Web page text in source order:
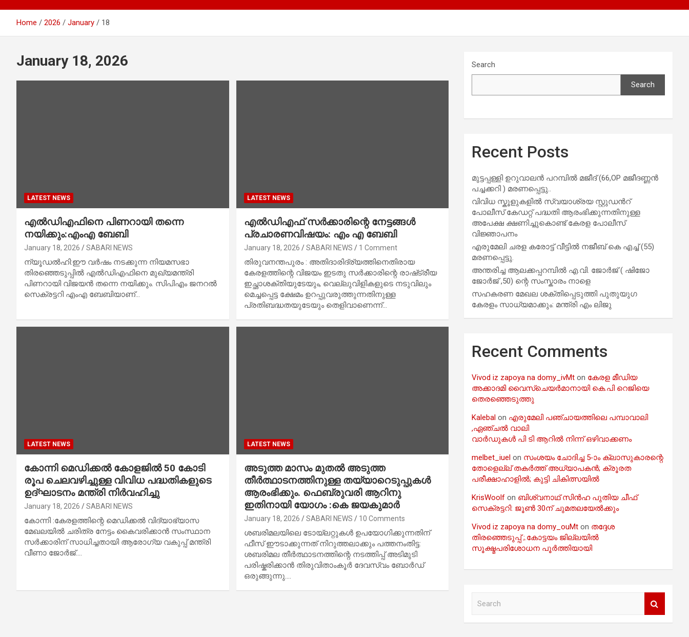
Home 2026 January 18
January 18, 2026
LATEST NEWS
എല്‍ഡിഎഫിനെ പിണറായി തന്നെ
നയിക്കും:എംഎ ബേബി
January 18, 2026 SABARI NEWS
ന്യൂഡല്‍ഹി:ഈ വര്‍ഷം നടക്കുന്ന നിയമസഭാ
തിരഞ്ഞെടുപ്പില്‍ എല്‍ഡിഎഫിനെ മുഖ്യമന്ത്രി
പിണറായി വിജയന്‍ തന്നെ നയിക്കും. സിപിഎം ജനറല്‍
സെക്രട്ടറി എംഎ ബേബിയാണ്…
LATEST NEWS
എൽഡിഎഫ് സർക്കാരിന്റെ നേട്ടങ്ങൾ
പ്രചാരണവിഷയം: എം എ ബേബി
January 18, 2026 SABARI NEWS 1 Comment
തിരുവനന്തപുരം : അതിദാരിദ്ര്യത്തിനെതിരായ
കേരളത്തിന്റെ വിജയം ഇടതു സര്‍ക്കാരിന്റെ രാഷ്‌ട്രീയ
ഇച്ഛാശക്തിയുടേയും, വെല്ലുവിളികളുടെ നടുവിലും
മെച്ചപ്പെട്ട ക്ഷേമം ഉറപ്പുവരുത്തുന്നതിനുള്ള
പ്രതിബദ്ധതയുടേയും തെളിവാണെന്ന്…
LATEST NEWS
കോന്നി മെഡിക്കല്‍ കോളജില്‍ 50 കോടി
രൂപ ചെലവഴിച്ചുള്ള വിവിധ പദ്ധതികളുടെ
ഉദ്ഘാടനം മന്ത്രി നിര്‍വഹിച്ചു
January 18, 2026 SABARI NEWS
കോന്നി :കേരളത്തിന്റെ മെഡിക്കല്‍ വിദ്യാഭ്യാസ
മേഖലയില്‍ ചരിത്ര നേട്ടം കൈവരിക്കാന്‍ സംസ്ഥാന
സര്‍ക്കാരിന് സാധിച്ചതായി ആരോഗ്യ വകുപ്പ് മന്ത്രി
വീണാ ജോര്‍ജ്.…
LATEST NEWS
അടുത്ത മാസം മുതൽ അടുത്ത
തീർത്ഥാടനത്തിനുള്ള തയ്യാറെടുപ്പുകൾ
ആരംഭിക്കും. ഫെബ്രുവരി ആറിനു
ഇതിനായി യോഗം :കെ ജയകുമാർ
January 18, 2026 SABARI NEWS 10 Comments
ശബരിമലയിലെ ടോയ്ലറ്റുകൾ ഉപയോഗിക്കുന്നതിന്
ഫീസ് ഈടാക്കുന്നത് നിറുത്തലാക്കും പത്തനംതിട്ട:
ശബരിമല തീർത്ഥാടനത്തിന്റെ നടത്തിപ്പ് അടിമുടി
പരിഷ്കരിക്കാൻ തിരുവിതാംകൂർ ദേവസ്വം ബോർഡ്
ഒരുങ്ങുന്നു.…
Search
Search
Recent Posts
മുട്ടപ്പള്ളി ഉറുവാലൻ പറമ്പിൽ മജീദ് (66,OP മജീദണ്ണൻ
പച്ചക്കറി ) മരണപ്പെട്ടു..
വിവിധ സ്കൂളുകളില്‍ സ്വയാശ്രയ സ്റ്റുഡന്‍റ്
പോലീസ് കേഡറ്റ് പദ്ധതി ആരംഭിക്കുന്നതിനുള്ള
അപേക്ഷ ക്ഷണിച്ചുകൊണ്ട് കേരള പോലീസ്
വിജ്ഞാപനം
എരുമേലി ചരള കരോട്ട് വീട്ടിൽ നജീബ് കെ എച്ച് (55)
മരണപ്പെട്ടു.
അന്തരിച്ച ആ​ല​ക്ക​പ്പ​റമ്പിൽ​ എ.​വി. ജോ​ർ​ജ് ( ഷിജോ
ജോർജ് ,50) ന്റെ സംസ്കാരം നാളെ
സഹകരണ മേഖല ശക്തിപ്പെടുത്തി പുതുയുഗ
കേരളം സാധ്യമാക്കും: മന്ത്രി എം ലിജു
Recent Comments
Vivod iz zapoya na domy_ivMt on കേരള മീഡിയ
അക്കാദമി വൈസ്ചെയർമാനായി കെ.പി റെജിയെ
തെരഞ്ഞെടുത്തു
Kalebal on എരുമേലി പഞ്ചായത്തിലെ പമ്പാവാലി
,ഏഞ്ചൽ വാലി
വാർഡുകൾ പി ടി ആറിൽ നിന്ന് ഒഴിവാക്കണം
melbet_iuel on സംശയം ചോദിച്ച 5-ാം ക്ലാസുകാരന്റെ
തോളെല്ല് തകർത്ത് അധ്യാപകൻ; ക്രൂരത
പരീക്ഷാഹാളിൽ; കുട്ടി ചികിത്സയിൽ
KrisWoolf on ബിശ്വനാഥ് സിൻഹ പുതിയ ചീഫ്
സെക്രട്ടറി: ജൂൺ 30ന് ചുമതലയേൽക്കും
Vivod iz zapoya na domy_ouMt on തദ്ദേശ
തിരഞ്ഞെടുപ്പ് ;.കോട്ടയം ജില്ലയിൽ
സൂക്ഷ്മപരിശോധന പൂർത്തിയായി